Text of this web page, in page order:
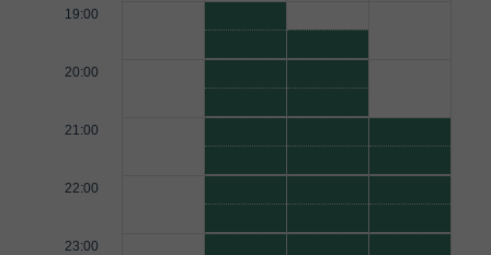
19:00
20:00
21:00
22:00
23:00